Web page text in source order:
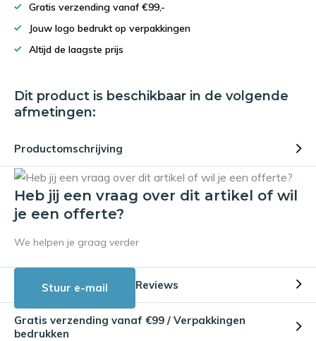
Gratis verzending vanaf €99,-
Jouw logo bedrukt op verpakkingen
Altijd de laagste prijs
Dit product is beschikbaar in de volgende
afmetingen:
Productomschrijving
Heb jij een vraag over dit artikel of wil
je een offerte?
We helpen je graag verder
Stuur e-mail Reviews
Gratis verzending vanaf €99 / Verpakkingen
bedrukken